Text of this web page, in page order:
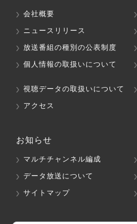
会社概要
ニュースリリース
放送番組の種別の公表制度
個人情報の取扱いについて
視聴データの取扱いについて
アクセス
お知らせ
マルチチャンネル編成
データ放送について
サイトマップ